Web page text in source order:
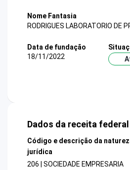
Nome Fantasia
RODRIGUES LABORATORIO DE
Data de fundação
18/11/2022
Dados da receita federal
Código e descrição da
jurídica
206 | SOCIEDADE EMPRESARIA